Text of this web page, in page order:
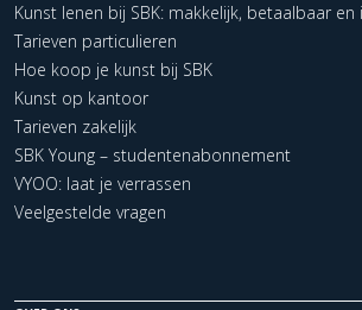
Kunst lenen bij SBK: makkelijk, betaalbaar
Tarieven particulieren
Hoe koop je kunst bij SBK
Kunst op kantoor
Tarieven zakelijk
SBK Young – studentenabonnement
VYOO: laat je verrassen
Veelgestelde vragen